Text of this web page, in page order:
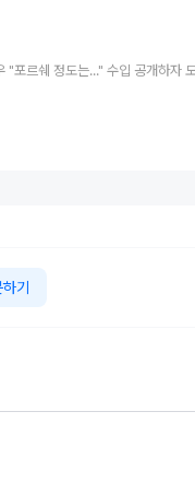
"포르쉐 정도는..." 수입 공개하자
하기
예인은 유죄
"제니 닮은
현, 최종 데